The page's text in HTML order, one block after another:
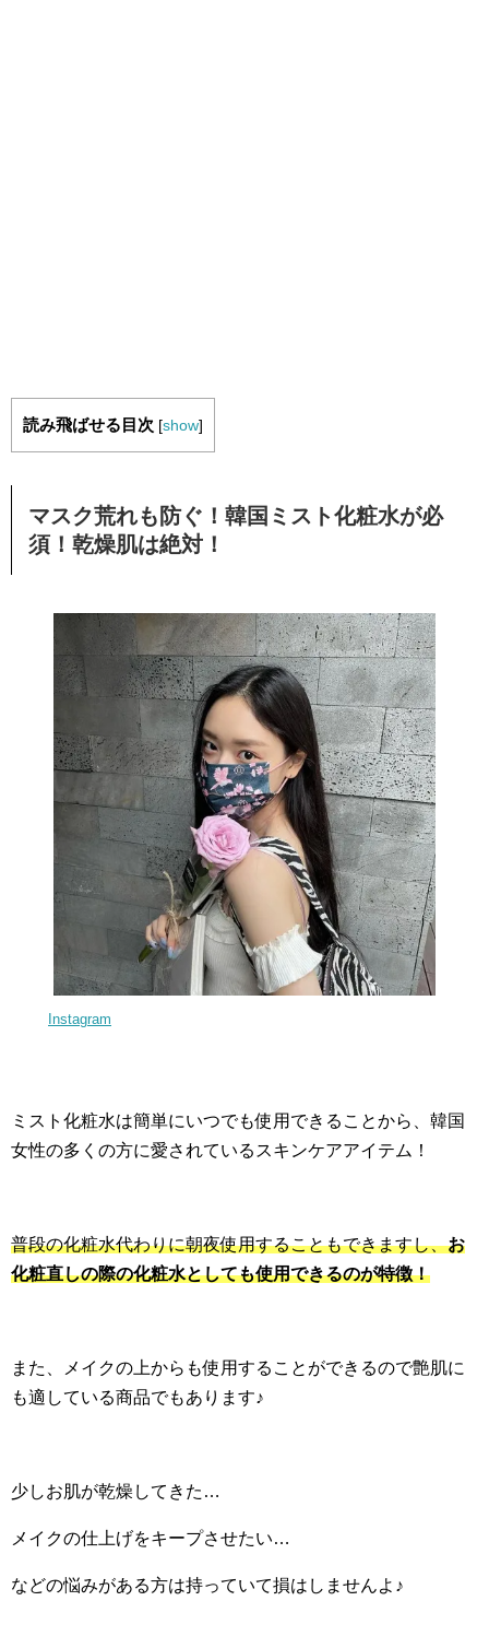
読み飛ばせる目次 [show]
マスク荒れも防ぐ！韓国ミスト化粧水が必
須！乾燥肌は絶対！
Instagram
ミスト化粧水は簡単にいつでも使用できることから、韓国
女性の多くの方に愛されているスキンケアアイテム！
普段の化粧水代わりに朝夜使用することもできますし、お
化粧直しの際の化粧水としても使用できるのが特徴！
また、メイクの上からも使用することができるので艶肌に
も適している商品でもあります♪
少しお肌が乾燥してきた…
メイクの仕上げをキープさせたい…
などの悩みがある方は持っていて損はしませんよ♪